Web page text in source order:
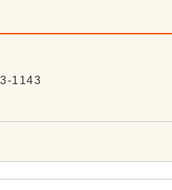
1143